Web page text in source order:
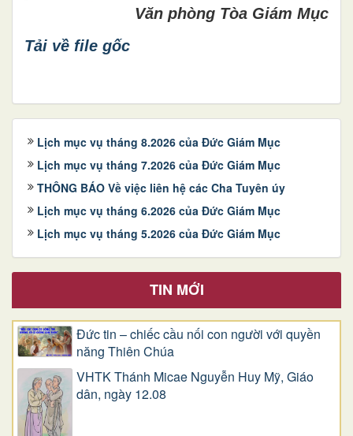
Văn phòng Tòa Giám Mục
Tải về file gốc
Lịch mục vụ tháng 8.2026 của Đức Giám Mục
Lịch mục vụ tháng 7.2026 của Đức Giám Mục
THÔNG BÁO Về việc liên hệ các Cha Tuyên úy
Lịch mục vụ tháng 6.2026 của Đức Giám Mục
Lịch mục vụ tháng 5.2026 của Đức Giám Mục
TIN MỚI
Đức tin – chiếc cầu nối con người với quyền
năng Thiên Chúa
VHTK Thánh Micae Nguyễn Huy Mỹ, Giáo
dân, ngày 12.08